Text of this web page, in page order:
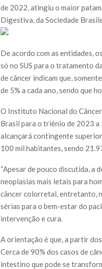
de 2022, atingiu o maior
Digestiva, da Sociedade
De acordo com as entidades,
só no SUS para o tratamento
de câncer indicam que,
de 5% a cada ano, sendo que
O Instituto Nacional do
Brasil para o triênio de 2023 a
alcançará contingente
100 mil habitantes, sendo
“Apesar de pouco discutida, a
neoplasias mais letais para
câncer colorretal, entretanto,
sérias para o bem-estar do
intervenção e cura.
A orientação é que, a partir
Cerca de 90% dos casos de
intestino que pode se